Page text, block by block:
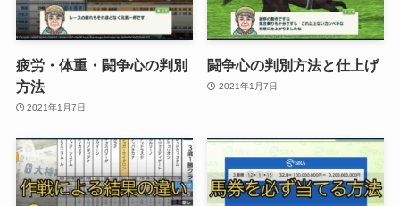
疲労・体重・闘争心の判別
方法
2021年1月7日
闘争心の判別方法と仕上げ
2021年1月7日